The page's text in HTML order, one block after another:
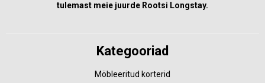
tulemast meie juurde Rootsi Longstay.
Kategooriad
Möbleeritud korterid